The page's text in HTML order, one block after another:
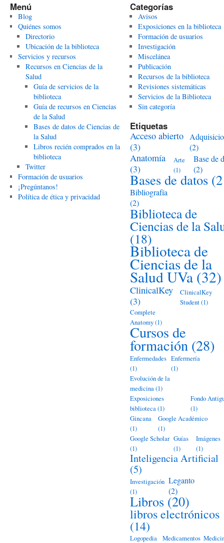
Menú
Blog
Quiénes somos
Directorio
Ubicación de la biblioteca
Servicios y recursos
Recursos en Ciencias de la
Salud
Guía de servicios de la
biblioteca
Guía de recursos en Ciencias
de la Salud
Bases de datos de Ciencias de
la Salud
Libros recién comprados en la
biblioteca
Twitter
Formación de usuarios
¡Pregúntanos!
Política de ética y privacidad
Categorías
Avisos
Exposiciones en la biblioteca
Formación de usuarios
Investigación
Miscelánea
Publicación
Recursos de la biblioteca
Revisiones sistemáticas
Servicios de la Biblioteca
Sin categoría
Etiquetas
Acceso abierto
(3)
(2)
Anatomía
(3)
Arte
(1)
Base de
(2)
Bases de datos
Bibliografía
(2)
Biblioteca de
Ciencias de la
(18)
Biblioteca de
Ciencias de la
Salud UVa (32)
ClinicalKey
(3)
ClinicalKey
Student(1)
Complete
Anatomy(1)
Cursos de
formación (28)
Enfermedades
(1)
Enfermería
(1)
Evolución de la
medicina(1)
Exposiciones
biblioteca(1)
Fondo
(1)
Gincana
(1)
Google Académico
(1)
Google Scholar
(1)
Guías
(1)
Imágenes
(1)
Inteligencia Artificial
(5)
Investigación
(1)
Leganto
(2)
Libros (20)
libros electrónicos
(14)
Logopedia
Medicamentos